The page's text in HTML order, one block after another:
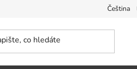
Čeština